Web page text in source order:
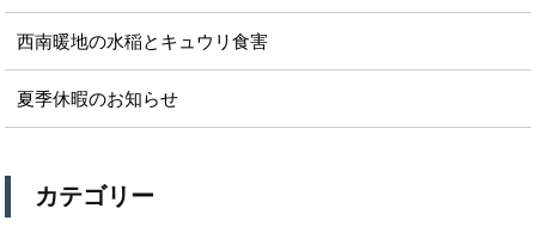
西南暖地の水稲とキュウリ食害
夏季休暇のお知らせ
カテゴリー